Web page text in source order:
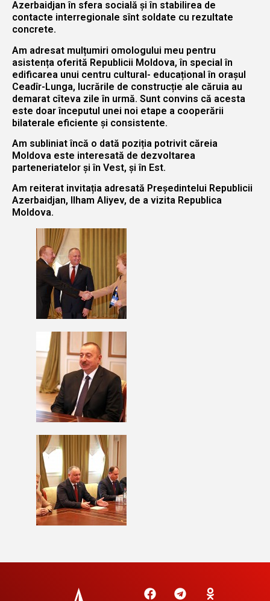
Azerbaidjan în sfera socială și în stabilirea de
contacte interregionale sînt soldate cu rezultate
concrete.
Am adresat mulțumiri omologului meu pentru
asistența oferită Republicii Moldova, în special în
edificarea unui centru cultural- educațional în orașul
Ceadîr-Lunga, lucrările de construcție ale căruia au
demarat cîteva zile în urmă. Sunt convins că acesta
este doar începutul unei noi etape a cooperării
bilaterale eficiente și consistente.
Am subliniat încă o dată poziția potrivit căreia
Moldova este interesată de dezvoltarea
parteneriatelor și în Vest, şi în Est.
Am reiterat invitația adresată Președintelui Republicii
Azerbaidjan, Ilham Aliyev, de a vizita Republica
Moldova.